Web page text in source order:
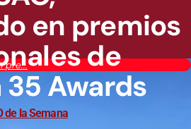
pre...
en premios
de
Awards
de la Semana